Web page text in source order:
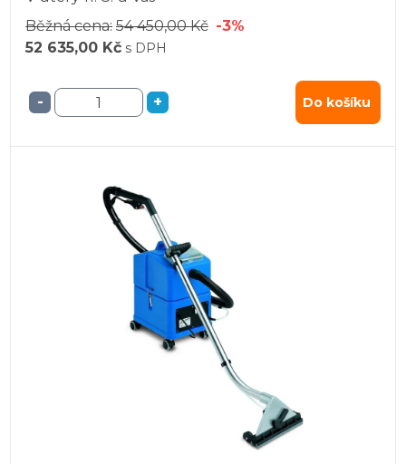
Běžná cena: 54 450,00 Kč -3%
52 635,00 Kč s DPH
- + Do košíku